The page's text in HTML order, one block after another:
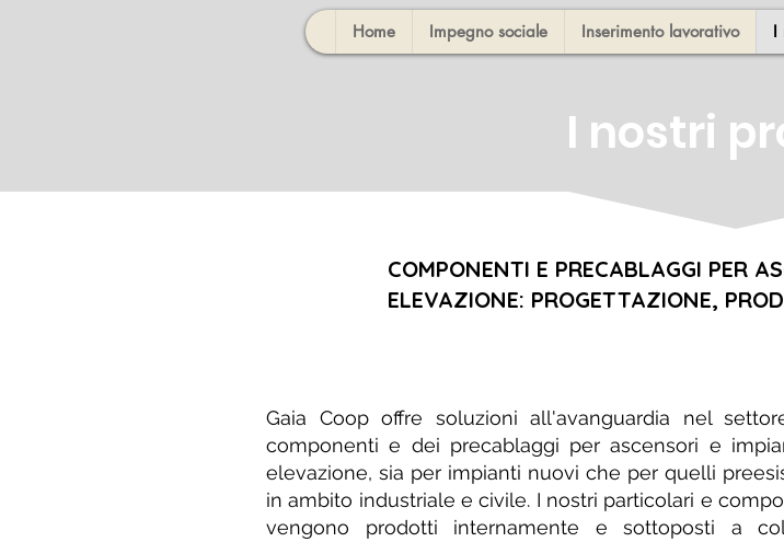
Home Impegno sociale Inserimento lavorativo I
I nostri
COMPONENTI E PRECABLAGGI PER
ELEVAZIONE: PROGETTAZIONE,
Gaia Coop offre soluzioni all'avanguardia nel
componenti e dei precablaggi per ascensori e
elevazione, sia per impianti nuovi che per quelli
in ambito industriale e civile. I nostri particolari e
vengono prodotti internamente e sottoposti a